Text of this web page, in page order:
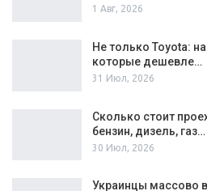
1 Авг, 2026
Не только Toyota:
которые дешевле…
31 Июл, 2026
Сколько стоит
бензин, дизель, газ…
30 Июл, 2026
Украинцы массово